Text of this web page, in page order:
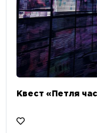
Квест «Петля